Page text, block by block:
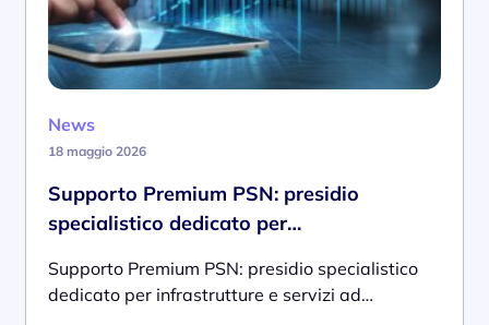
News
18 maggio 2026
Supporto Premium PSN: presidio
specialistico dedicato per…
Supporto Premium PSN: presidio specialistico
dedicato per infrastrutture e servizi ad…